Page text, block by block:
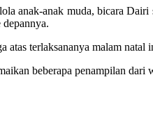
anak-anak muda, bicara
terlaksananya malam
beberapa penampilan